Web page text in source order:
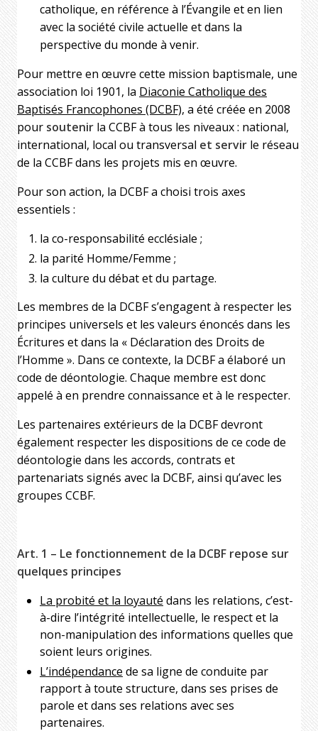
catholique, en référence à l’Évangile et en lien
avec la société civile actuelle et dans la
perspective du monde à venir.
Pour mettre en œuvre cette mission baptismale, une
association loi 1901, la Diaconie Catholique des
Baptisés Francophones (DCBF), a été créée en 2008
pour soutenir la CCBF à tous les niveaux : national,
international, local ou transversal et servir le réseau
de la CCBF dans les projets mis en œuvre.
Pour son action, la DCBF a choisi trois axes
essentiels :
la co-responsabilité ecclésiale ;
la parité Homme/Femme ;
la culture du débat et du partage.
Les membres de la DCBF s’engagent à respecter les
principes universels et les valeurs énoncés dans les
Écritures et dans la « Déclaration des Droits de
l’Homme ». Dans ce contexte, la DCBF a élaboré un
code de déontologie. Chaque membre est donc
appelé à en prendre connaissance et à le respecter.
Les partenaires extérieurs de la DCBF devront
également respecter les dispositions de ce code de
déontologie dans les accords, contrats et
partenariats signés avec la DCBF, ainsi qu’avec les
groupes CCBF.
Art. 1 – Le fonctionnement de la DCBF repose sur
quelques principes
La probité et la loyauté dans les relations, c’est-
à-dire l’intégrité intellectuelle, le respect et la
non-manipulation des informations quelles que
soient leurs origines.
L’indépendance de sa ligne de conduite par
rapport à toute structure, dans ses prises de
parole et dans ses relations avec ses
partenaires.